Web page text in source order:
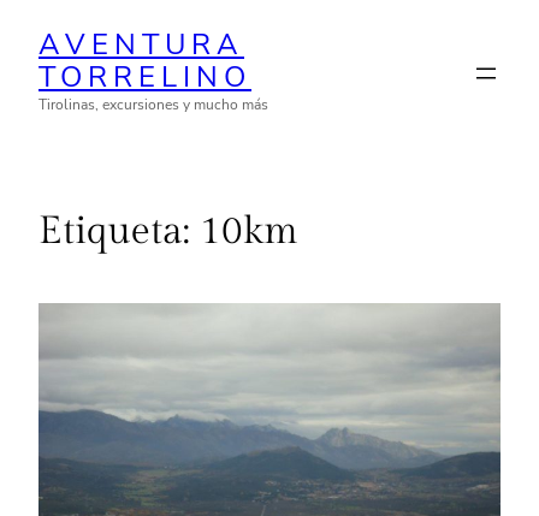
contenido
AVENTURA
TORRELINO
Tirolinas, excursiones y mucho más
Etiqueta: 10km